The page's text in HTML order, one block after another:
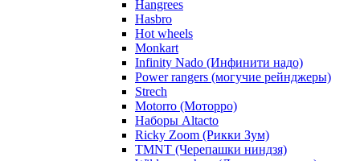
Hangrees
Hasbro
Hot wheels
Monkart
Infinity Nado (Инфинити надо)
Power rangers (могучие рейнджеры)
Strech
Motorro (Моторро)
Наборы Altacto
Ricky Zoom (Рикки Зум)
TMNT (Черепашки ниндзя)